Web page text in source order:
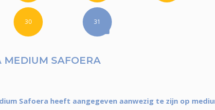
30 31
MEDIUM SAFOERA
Safoera heeft aangegeven aanwezig te zijn op